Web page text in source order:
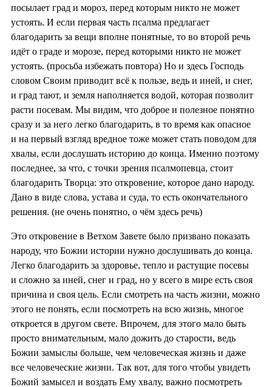
посылает град и мороз, перед которым никто не может
устоять. И если первая часть псалма предлагает
благодарить за вещи вполне понятные, то во второй речь
идёт о граде и морозе, перед которыми никто не может
устоять. (просьба избежать повтора) Но и здесь Господь
словом Своим приводит всё к пользе, ведь и иней, и снег,
и град тают, и земля наполняется водой, которая позволит
расти посевам. Мы видим, что доброе и полезное понятно
сразу и за него легко благодарить, в то время как опасное
и на первый взгляд вредное тоже может стать поводом для
хвалы, если дослушать историю до конца. Именно поэтому
последнее, за что, с точки зрения псалмопевца, стоит
благодарить Творца: это откровение, которое дано народу.
Дано в виде слова, устава и суда, то есть окончательного
решения. (не очень понятно, о чём здесь речь)
Это откровение в Ветхом Завете было призвано показать
народу, что Божии истории нужно дослушивать до конца.
Легко благодарить за здоровье, тепло и растущие посевы
и сложно за иней, снег и град, но у всего в мире есть своя
причина и своя цель. Если смотреть на часть жизни, можно
этого не понять, если посмотреть на всю жизнь, многое
откроется в другом свете. Впрочем, для этого мало быть
просто внимательным, мало дожить до старости, ведь
Божии замыслы больше, чем человеческая жизнь и даже
все человеческие жизни. Так вот, для того чтобы увидеть
Божий замысел и воздать Ему хвалу, важно посмотреть